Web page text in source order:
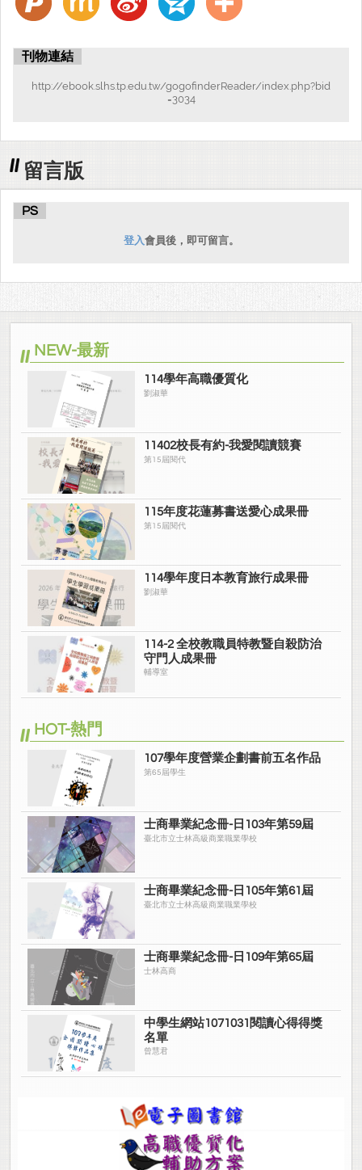
刊物連結
http://ebook.slhs.tp.edu.tw/gogofinderReader/index.php?bid
=3034
留言版
PS
登入會員後，即可留言。
NEW-最新
114學年高職優質化
劉淑華
11402校長有約-我愛閱讀競賽
第15屆閱代
115年度花蓮募書送愛心成果冊
第15屆閱代
114學年度日本教育旅行成果冊
劉淑華
114-2 全校教職員特教暨自殺防治
守門人成果冊
輔導室
HOT-熱門
107學年度營業企劃書前五名作品
第65屆學生
士商畢業紀念冊-日103年第59屆
臺北市立士林高級商業職業學校
士商畢業紀念冊-日105年第61屆
臺北市立士林高級商業職業學校
士商畢業紀念冊-日109年第65屆
士林高商
中學生網站1071031閱讀心得得獎
名單
曾慧君